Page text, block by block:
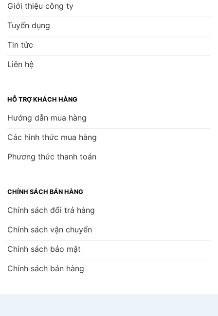
Giới thiệu công ty
Tuyển dụng
Tin tức
Liên hệ
HỖ TRỢ KHÁCH HÀNG
Hướng dẫn mua hàng
Các hình thức mua hàng
Phương thức thanh toán
CHÍNH SÁCH BÁN HÀNG
Chính sách đổi trả hàng
Chính sách vận chuyển
Chính sách bảo mật
Chính sách bán hàng